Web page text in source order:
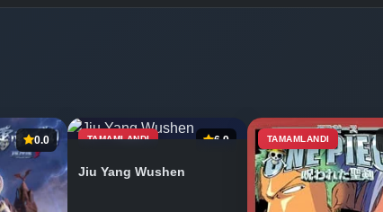
0.0 TAMAMLANDI 6.9
Jiu Yang Wushen
TAMAMLANDI